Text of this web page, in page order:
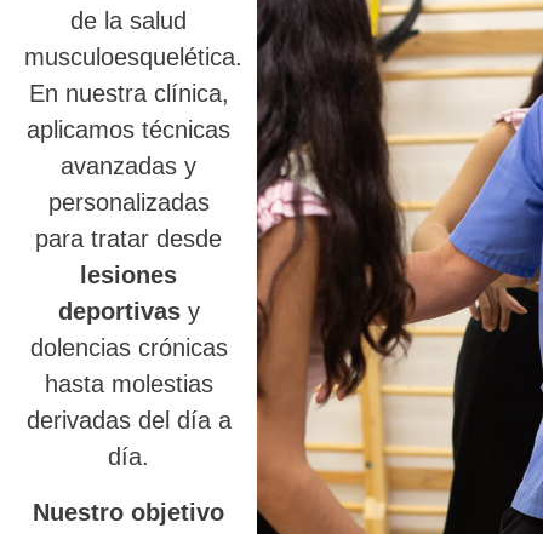
de la salud
musculoesquelética.
En nuestra clínica,
aplicamos técnicas
avanzadas y
personalizadas
para tratar desde
lesiones
deportivasy
dolencias crónicas
hasta molestias
derivadas del día a
día.
Nuestro objetivo